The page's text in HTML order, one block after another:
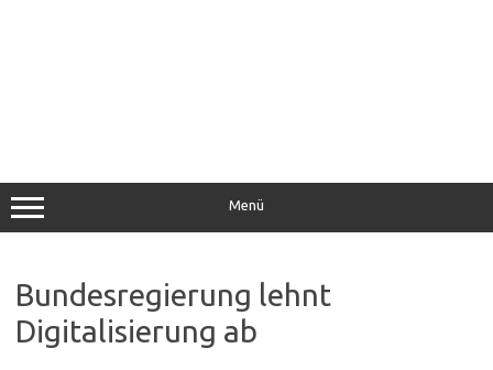
Menü
Bundesregierung lehnt
Digitalisierung ab